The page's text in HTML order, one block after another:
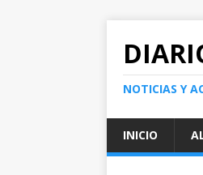
NOTICIAS Y
INICIO